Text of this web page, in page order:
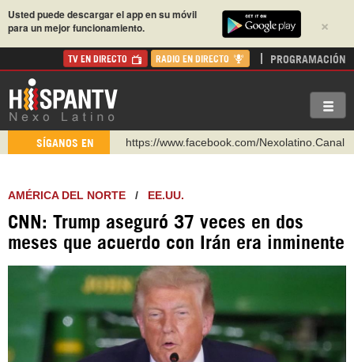
×
Usted puede descargar el app en su móvil
para un mejor funcionamiento.
TV EN DIRECTO RADIO EN DIRECTO PROGRAMACIÓN
SÍGANOS EN
https://www.youtube.com/@nexo_latino
https://t.me/hispantvcanal
https://urmedium.com/c/hispantv
WhatsApp y Viber: +98 921 79 29 404
https://www.facebook.com/Nexolatino.Canal
AMÉRICA DEL NORTE / EE.UU.
CNN: Trump aseguró 37 veces en dos
meses que acuerdo con Irán era inminente